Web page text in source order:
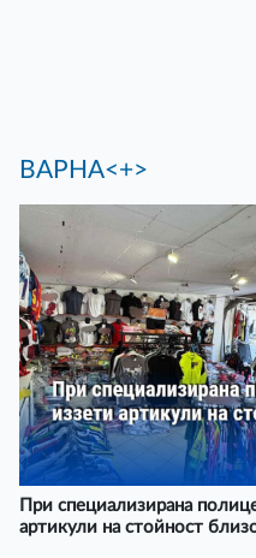
ВАРНА<+>
При специализирана
артикули на стойност